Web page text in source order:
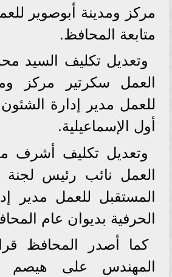
مركز ومدينة أبوصوير
متابعة المحافظ.
وتعديل تكليف السيد
العمل سكرتير مركز
للعمل مدير إدارة الشئون
أول الإسماعيلية.
وتعديل تكليف أشرف
العمل نائب رئيس لجنة
المستقبل للعمل مدير
الحرفية بديوان عام
كما أصدر المحافظ
المهندس على هيصم